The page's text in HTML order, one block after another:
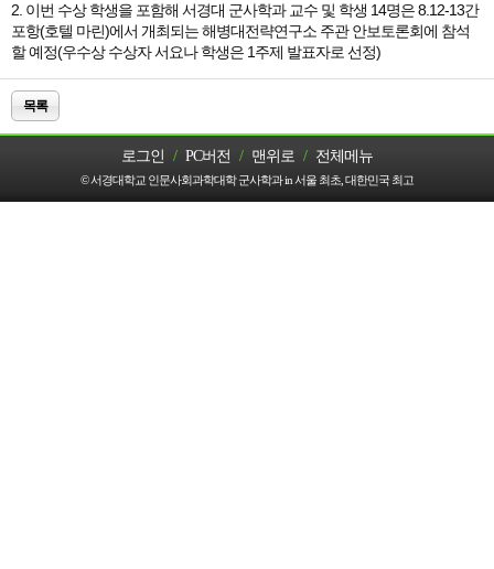
2. 이번 수상 학생을 포함해 서경대 군사학과 교수 및 학생 14명은 8.12-13간
포항(호텔 마린)에서 개최되는해병대전략연구소 주관 안보토론회에 참석
할 예정(우수상 수상자 서요나 학생은 1주제 발표자로 선정)
목록
로그인 / PC버전 / 맨위로 / 전체메뉴
© 서경대학교 인문사회과학대학 군사학과 in 서울 최초, 대한민국 최고